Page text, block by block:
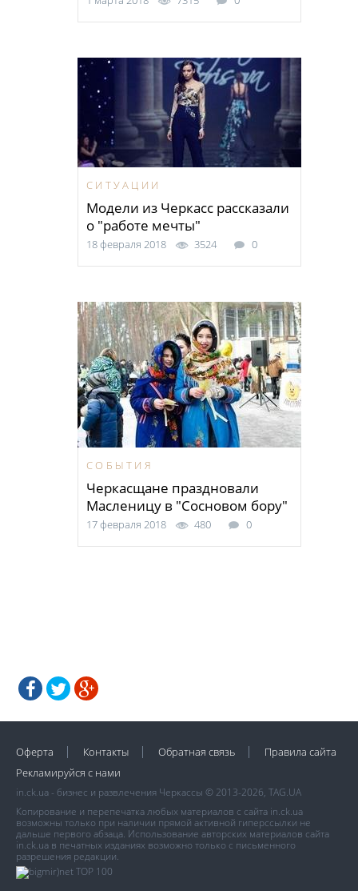
СИТУАЦИИ
Модели из Черкасс рассказали
о "работе мечты"
18 февраля 2018 3524 0
СОБЫТИЯ
Черкасщане праздновали
Масленицу в "Сосновом бору"
17 февраля 2018 480 0
Оферта Контакты Обратная связь
Правила сайта
Рекламируйся с нами
in.ck.ua - бизнес и развлечения Черкассы © 2013-2026, TAG.UA
Копирование и перепечатка любых материалов с сайта in.ck.ua
возможны только при наличии прямой активной гиперссылки не
дальше первого абзаца. Использование авторских материалов сайта
in.ck.ua в печатных изданиях возможно только с письменного
разрешения редакции.